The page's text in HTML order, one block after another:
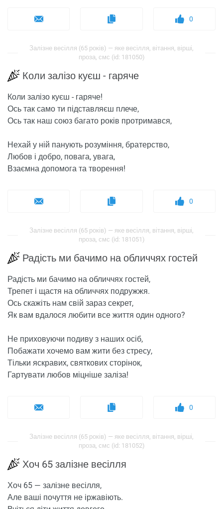
0
Залізне весілля (65 років) — яке весілля, вітання, вірші,
проза, смс (id: 181050)
Коли залізо куєш - гаряче
Коли залізо куєш - гаряче!
Ось так само ти підставляєш плече,
Ось так наш союз багато років протримався,
Нехай у ній панують розуміння, братерство,
Любов і добро, повага, увага,
Взаємна допомога та творення!
0
Залізне весілля (65 років) — яке весілля, вітання, вірші,
проза, смс (id: 181051)
Радість ми бачимо на обличчях гостей
Радість ми бачимо на обличчях гостей,
Трепет і щастя на обличчях подружжя.
Ось скажіть нам свій зараз секрет,
Як вам вдалося любити все життя один одного?
Не приховуючи подиву з наших осіб,
Побажати хочемо вам жити без стресу,
Тільки яскравих, святкових сторінок,
Гартувати любов міцніше заліза!
0
Залізне весілля (65 років) — яке весілля, вітання, вірші,
проза, смс (id: 181052)
Хоч 65 залізне весілля
Хоч 65 — залізне весілля,
Але ваші почуття не іржавіють.